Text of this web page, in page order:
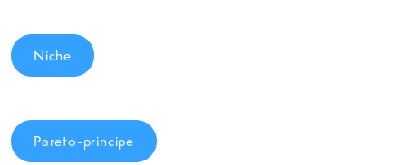
Niche
Pareto-principe